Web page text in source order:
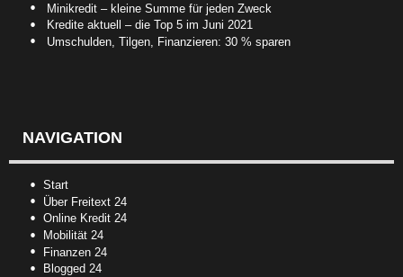
Minikredit – kleine Summe für jeden Zweck
Kredite aktuell – die Top 5 im Juni 2021
Umschulden, Tilgen, Finanzieren: 30 % sparen
NAVIGATION
Start
Über Freitext 24
Online Kredit 24
Mobilität 24
Finanzen 24
Blogged 24